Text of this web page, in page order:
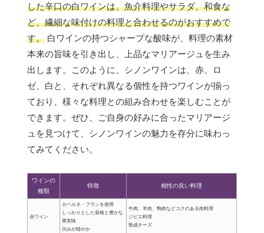
した辛口の白ワインは、魚介料理やサラダ、和食な
ど、繊細な味付けの料理と合わせるのがおすすめで
す。 白ワインの持つシャープな酸味が、料理の素材
本来の旨味を引き出し、上品なマリアージュを生み
出します。このように、シノンワインは、赤、ロ
ゼ、白と、それぞれ異なる個性を持つワインが揃っ
ており、様々な料理との組み合わせを楽しむことが
できます。ぜひ、ご自身の好みに合ったマリアージ
ュを見つけて、シノンワインの魅力を存分に味わっ
てみてください。
ワインの
種類
特徴 相性の良い料理
赤ワイン
カベルネ・フランを使用
しっかりとした骨格と豊かな
果実味
渋みが穏やか
牛肉、羊肉、鴨肉などコクのある肉料理
ジビエ料理
熟成チーズ